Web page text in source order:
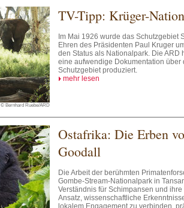
© Bernhard Ruebe/ARD
TV-Tipp: Krüger-
Im Mai 1926 wurde das Schutzgebiet
Ehren des Präsidenten Paul Kruger
den Status als Nationalpark. Die ARD
eine aufwendige Dokumentation über
Schutzgebiet produziert.
mehr lesen
Ostafrika: Die Erben
Goodall
Die Arbeit der berühmten
Gombe-Stream-Nationalpark in
Verständnis für Schimpansen und
Ansatz, wissenschaftliche
lokalem Engagement zu verbinden,